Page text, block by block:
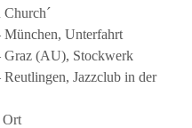
München, Unterfahrt
Graz (AU), Stockwerk
Jazzclub in der
Ort